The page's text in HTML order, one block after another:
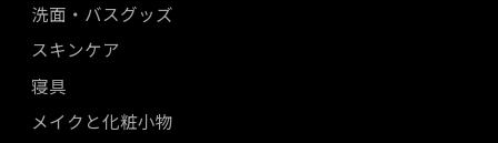
洗面・バスグッズ
スキンケア
寝具
メイクと化粧小物